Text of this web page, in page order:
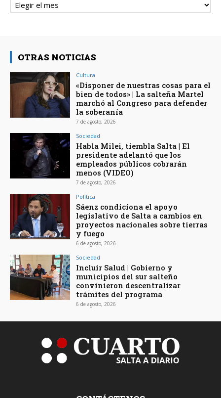
OTRAS NOTICIAS
Cultura
«Disponer de nuestras cosas para el
bien de todos» | La salteña Martel
marchó al Congreso para defender
la soberanía
7 de agosto, 2026
Sociedad
Habla Milei, tiembla Salta | El
presidente adelantó que los
empleados públicos cobrarán
menos (VIDEO)
7 de agosto, 2026
Política
Sáenz condiciona el apoyo
legislativo de Salta a cambios en
proyectos nacionales sobre tierras
y fuego
6 de agosto, 2026
Sociedad
Incluir Salud | Gobierno y
municipios del sur salteño
convinieron descentralizar
trámites del programa
6 de agosto, 2026